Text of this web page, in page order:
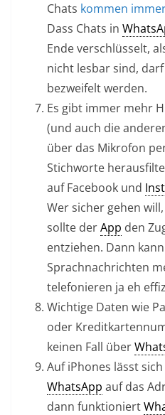
Chats kommen
Dass Chats in
Ende verschlüsselt,
nicht lesbar sind,
bezweifelt werden.
Es gibt immer mehr
(und auch die
über das Mikrofon
Stichworte
auf Facebook und
Wer sicher gehen
sollte derApp den
entziehen. Dann
Sprachnachrichten
telefonieren ja eh
Wichtige Daten wie
oder
keinen Fall über
Auf iPhones lässt
WhatsApp auf das
dann funktioniert